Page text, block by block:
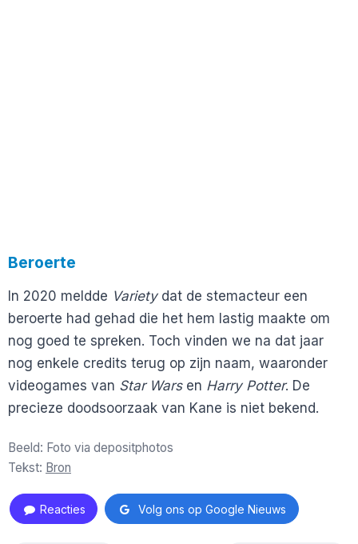
Beroerte
In 2020 meldde Varietydat de stemacteur een
beroerte had gehad die het hem lastig maakte om
nog goed te spreken. Toch vinden we na dat jaar
nog enkele credits terug op zijn naam, waaronder
videogames van Star Warsen Harry Potter. De
precieze doodsoorzaak van Kane is niet bekend.
Beeld: Foto via depositphotos
Tekst: Bron
Reacties Volg ons op Google Nieuws